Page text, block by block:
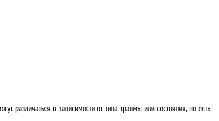
в зависимости от типа травмы или состояния, но есть